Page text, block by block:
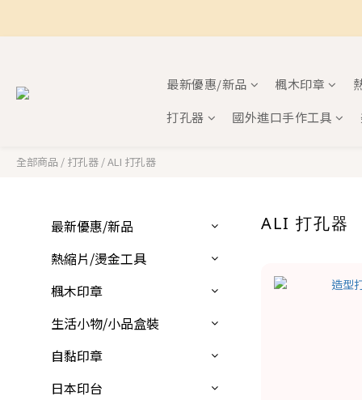
最新優惠/新品 楓木印章
打孔器
國外進口手作工具
全部商品 / 打孔器 /ALI 打孔器
最新優惠/新品
熱縮片/燙金工具
楓木印章
生活小物/小品盒裝
自黏印章
日本印台
ALI 打孔器